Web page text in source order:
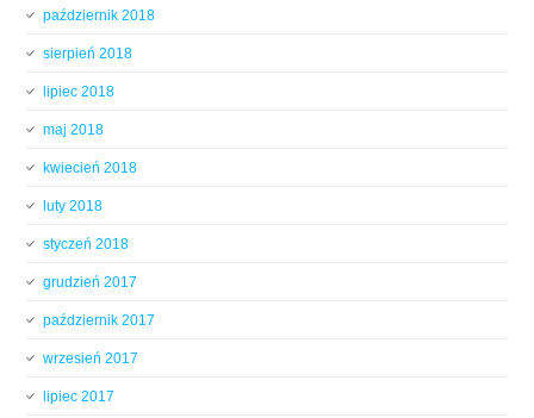
październik 2018
sierpień 2018
lipiec 2018
maj 2018
kwiecień 2018
luty 2018
styczeń 2018
grudzień 2017
październik 2017
wrzesień 2017
lipiec 2017